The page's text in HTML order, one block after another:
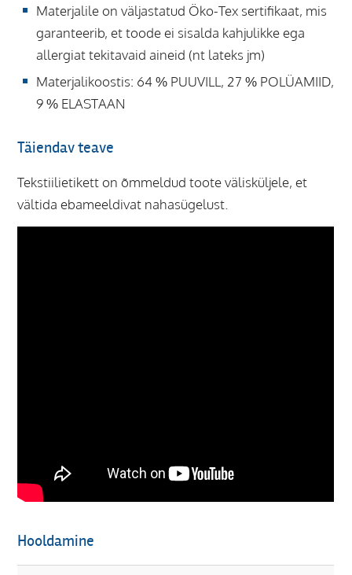
Materjalile on väljastatud Öko-Tex sertifikaat, mis
garanteerib, et toode ei sisalda kahjulikke ega
allergiat tekitavaid aineid (nt lateks jm)
Materjalikoostis: 64 % PUUVILL, 27 % POLÜAMIID,
9 % ELASTAAN
Täiendav teave
Tekstiilietikett on õmmeldud toote välisküljele, et
vältida ebameeldivat nahasügelust.
Hooldamine